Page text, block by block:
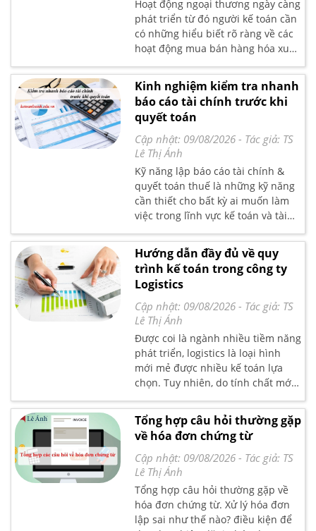
Hoạt động ngoại thương ngày càng
phát triển từ đó người kế toán cần
có những hiểu biết rõ ràng về các
hoạt động mua bán hàng hóa xuất
nhập khẩu. Trong bài viết dưới đây
các chuyên gia của kế toán Lê Ánh
sẽ chia sẻ một số vấn đề về hạch
toán chênh lệch tỷ giá hối đoái
hàng nhập khẩu. Các bạn theo dõi
chi tiết nhé!
Kinh nghiệm kiểm tra nhanh
báo cáo tài chính trước khi
quyết toán
Cập nhật: 09/08/2026 - Tác giả: TS
Lê Thị Ánh
Kỹ năng lập báo cáo tài chính &
quyết toán thuế là những kỹ năng
cần thiết cho bất kỳ ai muốn làm
việc trong lĩnh vực kế toán và tài
chính. Tuy nhiên, việc làm thế nào
để kiểm tra xem báo cáo tài chính
đã lên đúng chưa và còn sai sót gì
không thì hiện nhiều kế toán vẫn
chưa nắm rõ. Sau đây là một số kỹ
năng giúp kiểm tra nhanh báo cáo
tài chính, quyết toán thuế của
mình trước khi in ra
Hướng dẫn đầy đủ về quy
trình kế toán trong công ty
Logistics
Cập nhật: 09/08/2026 - Tác giả: TS
Lê Thị Ánh
Được coi là ngành nhiều tiềm năng
phát triển, logistics là loại hình
mới mẻ được nhiều kế toán lựa
chọn. Tuy nhiên, do tính chất mới
mẻ nên nhiều kế toán vẫn còn e dè
trong quy trình kế toán ở công ty
logistics. Căn cứ vào nghiệp vụ
trong quy trình hạch toán, dưới
đây kế toán Lê Ánh sẽ đưa ra một
số ví dụ về quy trình kế toán
Logistics để các bạn tham khảo.
Tổng hợp câu hỏi thường gặp
về hóa đơn chứng từ
Cập nhật: 09/08/2026 - Tác giả: TS
Lê Thị Ánh
Tổng hợp câu hỏi thường gặp về
hóa đơn chứng từ. Xử lý hóa đơn
lập sai như thế nào? điều kiện để